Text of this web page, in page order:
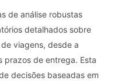
de análise robustas
detalhados sobre
viagens, desde a
prazos de entrega. Esta
decisões baseadas em